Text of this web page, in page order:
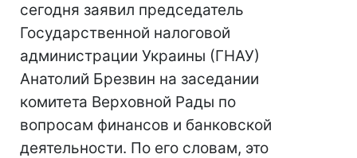
сегодня заявил председатель
Государственной налоговой
администрации Украины (ГНАУ)
Анатолий Брезвин на заседании
комитета Верховной Рады по
вопросам финансов и банковской
деятельности. По его словам, это